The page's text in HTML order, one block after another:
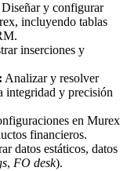
Diseñar y configurar
incluyendo tablas
inserciones y
Analizar y resolver
integridad y precisión
en Murex
financieros.
datos estáticos, datos
, FO desk).